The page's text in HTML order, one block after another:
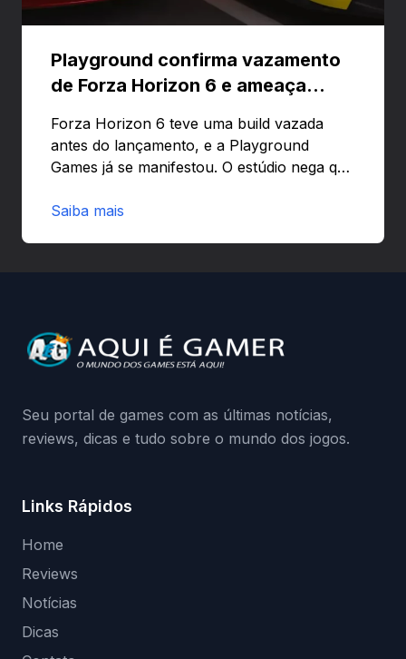
Playground confirma vazamento
de Forza Horizon 6 e ameaça
Forza Horizon 6 teve uma build vazada
antes do lançamento, e a Playground
Games já se manifestou. O estúdio nega que
preload e avisa que quem usar versões não
da Playground: negação do preload,
medidas contra acessos não autorizados
Saiba mais
Seu portal de games com as últimas notícias,
reviews, dicas e tudo sobre o mundo dos jogos.
Links Rápidos
Home
Reviews
Notícias
Dicas